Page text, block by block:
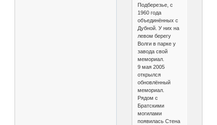
Подберезье, с
1960 года
объединённых с
Дубной. У них на
левом берегу
Волги в парке у
завода свой
мемориал.
9 мая 2005
открылся
обновлённый
мемориал.
Рядом с
Братскими
могилами
появилась Стена